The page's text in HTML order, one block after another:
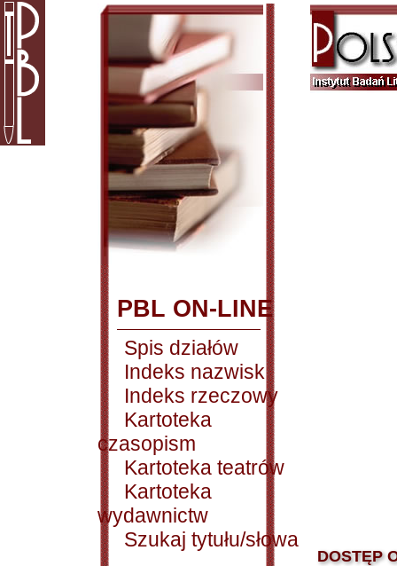
PBL ON-LINE
Spis działów
Indeks nazwisk
Indeks rzeczowy
Kartoteka
czasopism
Kartoteka teatrów
Kartoteka
wydawnictw
Szukaj tytułu/słowa
DOSTĘP